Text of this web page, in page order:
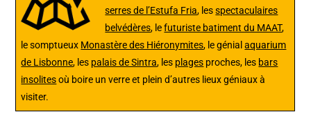
serres de l’Estufa Fria, lesspectaculaires
belvédères, lefuturiste batiment du MAAT,
le somptueux Monastère des Hiéronymites, le génialaquarium
de Lisbonne, les palais de Sintra, les plages proches, les bars
insolitesoù boire un verre et plein d’autres lieux géniaux à
visiter.